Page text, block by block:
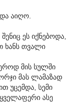
აიღო.
ეს იქნებოდა,
ხანს თვალი
მის სულში
მას ლამაზად
უცემდა, სემი
ასე